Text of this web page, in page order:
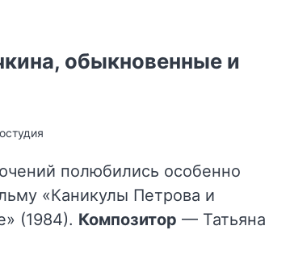
обыкновенные и
полюбились особенно
«Каникулы Петрова и
(1984). Композитор — Татьяна